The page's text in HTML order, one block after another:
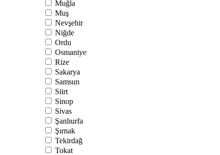
Muğla
Muş
Nevşehir
Niğde
Ordu
Osmaniye
Rize
Sakarya
Samsun
Siirt
Sinop
Sivas
Şanlıurfa
Şırnak
Tekirdağ
Tokat